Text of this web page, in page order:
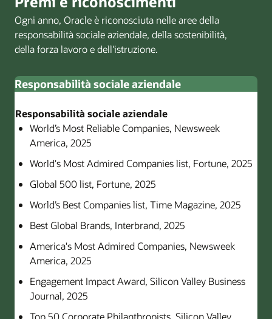
Ogni anno, Oracle è riconosciuta nelle aree della
responsabilità sociale aziendale, della sostenibilità,
della forza lavoro e dell'istruzione.
Responsabilità sociale aziendale
Responsabilità sociale aziendale
World’s Most Reliable Companies, Newsweek
America, 2025
World's Most Admired Companies list, Fortune, 2025
Global 500 list, Fortune, 2025
World’s Best Companies list, Time Magazine, 2025
Best Global Brands, Interbrand, 2025
America's Most Admired Companies, Newsweek
America, 2025
Engagement Impact Award, Silicon Valley Business
Journal, 2025
Top 50 Corporate Philanthropists, Silicon Valley